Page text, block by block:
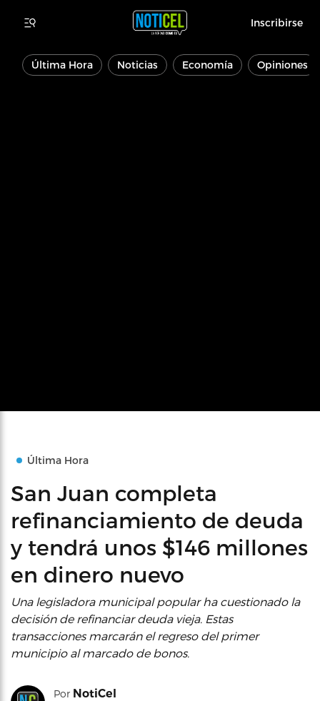
Inscribirse
Última Hora Noticias Economía Opiniones
Última Hora
San Juan completa
refinanciamiento de deuda
y tendrá unos $146 millones
en dinero nuevo
Una legisladora municipal popular ha cuestionado la
decisión de refinanciar deuda vieja. Estas
transacciones marcarán el regreso del primer
municipio al marcado de bonos.
Por NotiCel